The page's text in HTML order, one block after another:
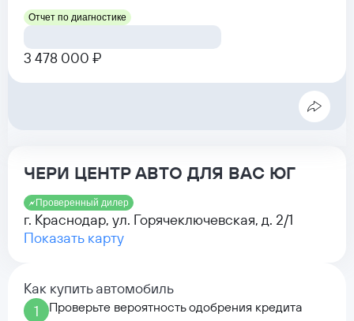
Отчет по диагностике
3 478 000 ₽
ЧЕРИ ЦЕНТР АВТО ДЛЯ ВАС ЮГ
Проверенный дилер
г. Краснодар, ул. Горячеключевская, д. 2/1
Показать карту
Как купить автомобиль
1
Проверьте вероятность одобрения кредита